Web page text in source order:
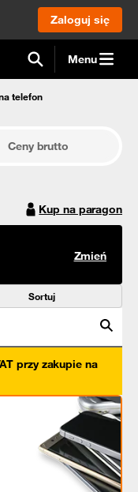
Zaloguj się
Menu
telefon
Ceny brutto
Kup na paragon
Zmień
Sortuj
przy zakupie na